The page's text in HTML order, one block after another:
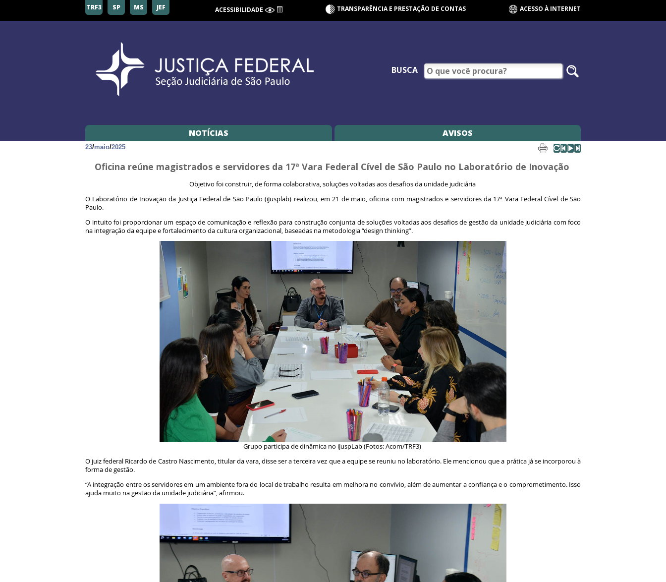
TRF3 SP MS JEF ACESSIBILIDADE TRANSPARÊNCIA E PRESTAÇÃO DE CONTAS ACESSO À INTERNET
BUSCA
NOTÍCIAS AVISOS
23/maio/2025
Oficina reúne magistrados e servidores da 17ª Vara Federal Cível de São Paulo no Laboratório de Inovação
Objetivo foi construir, de forma colaborativa, soluções voltadas aos desafios da unidade judiciária
O Laboratório de Inovação da Justiça Federal de São Paulo (iJusplab) realizou, em 21 de maio, oficina com magistrados e servidores da 17ª Vara Federal Cível de São
Paulo.
O intuito foi proporcionar um espaço de comunicação e reflexão para construção conjunta de soluções voltadas aos desafios de gestão da unidade judiciária com foco
na integração da equipe e fortalecimento da cultura organizacional, baseadas na metodologia “design thinking”.
Grupo participa de dinâmica no iJuspLab (Fotos: Acom/TRF3)
O juiz federal Ricardo de Castro Nascimento, titular da vara, disse ser a terceira vez que a equipe se reuniu no laboratório. Ele mencionou que a prática já se incorporou à
forma de gestão.
“A integração entre os servidores em um ambiente fora do local de trabalho resulta em melhora no convívio, além de aumentar a confiança e o comprometimento. Isso
ajuda muito na gestão da unidade judiciária”, afirmou.